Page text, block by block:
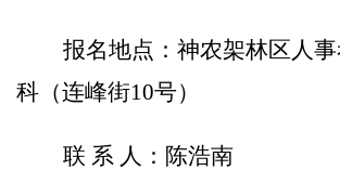
报名地点：神农架林区人
科（连峰街10号）
联 系 人： 陈浩南